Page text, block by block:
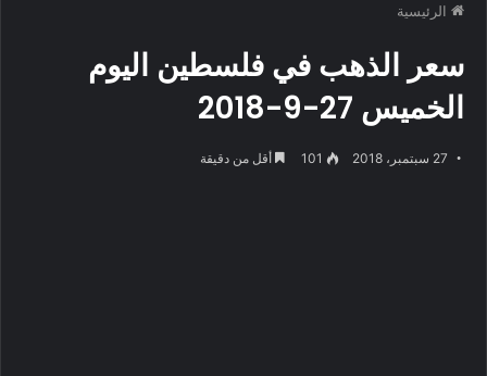
الرئيسية
سعر الذهب في فلسطين اليوم
الخميس 27-9-2018
27 سبتمبر، 2018 101 أقل من دقيقة